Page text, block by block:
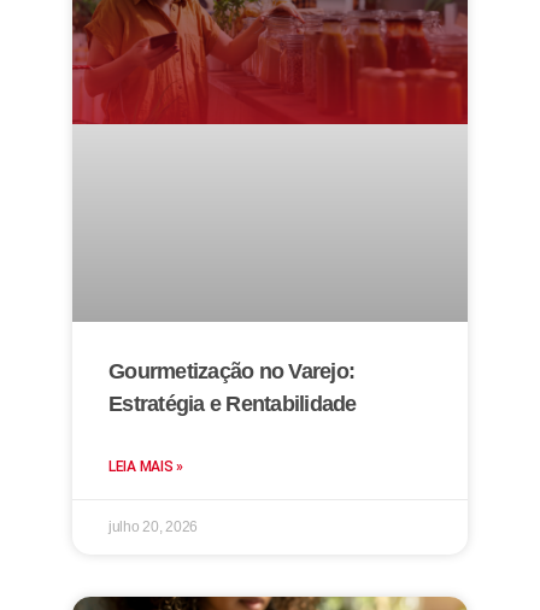
Gourmetização no Varejo:
Estratégia e Rentabilidade
LEIA MAIS »
julho 20, 2026